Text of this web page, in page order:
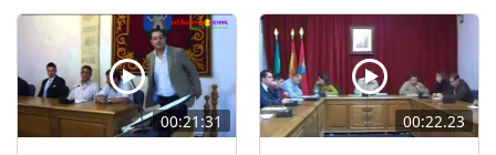
00:21:31 00:22.23